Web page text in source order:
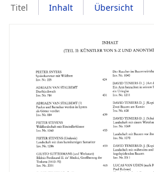
Titel Inhalt Übersicht